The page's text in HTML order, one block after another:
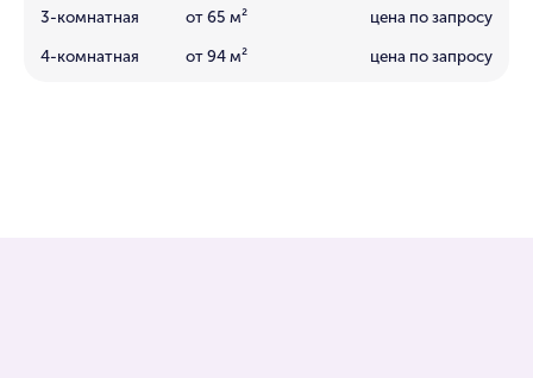
3-комнатная от 65 м² цена по запросу
4-комнатная от 94 м² цена по запросу